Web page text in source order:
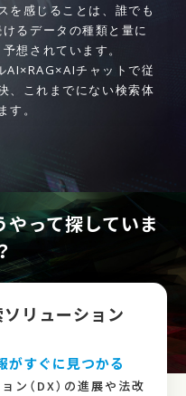
を感じることは、誰でも
るデータの種類と量に
想されています。
チャットで従
、これまでにない検索体
す。
やって探していま
リューション
がすぐに見つかる
ン（DX）の進展や法改